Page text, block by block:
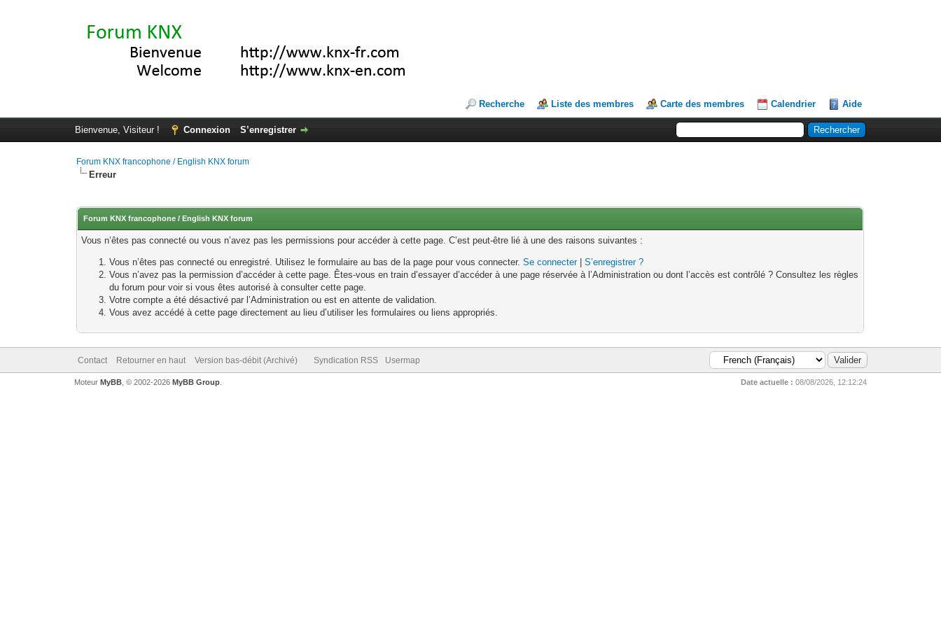
Recherche Liste des membres Carte des membres Calendrier Aide
Bienvenue, Visiteur ! Connexion S’enregistrer
Forum KNX francophone / English KNX forum
Erreur
Forum KNX francophone / English KNX forum
Vous n’êtes pas connecté ou vous n’avez pas les permissions pour accéder à cette page. C’est peut-être lié à une des raisons suivantes :
Vous n’êtes pas connecté ou enregistré. Utilisez le formulaire au bas de la page pour vous connecter.Se connecter|S’enregistrer ?
Vous n’avez pas la permission d’accéder à cette page. Êtes-vous en train d’essayer d’accéder à une page réservée à l’Administration ou dont l’accès est contrôlé ? Consultez les règles
du forum pour voir si vous êtes autorisé à consulter cette page.
Votre compte a été désactivé par l’Administration ou est en attente de validation.
Vous avez accédé à cette page directement au lieu d’utiliser les formulaires ou liens appropriés.
Contact Retourner en haut Version bas-débit (Archivé) Syndication RSS Usermap
Date actuelle : 08/08/2026, 12:12:24
Moteur MyBB, © 2002-2026 MyBB Group.